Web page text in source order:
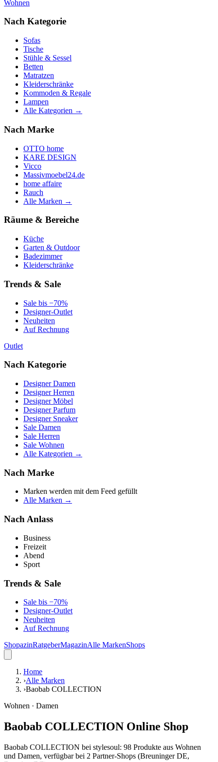
Wohnen
Nach Kategorie
Sofas
Tische
Stühle & Sessel
Betten
Matratzen
Kleiderschränke
Kommoden & Regale
Lampen
Alle Kategorien →
Nach Marke
OTTO home
KARE DESIGN
Vicco
Massivmoebel24.de
home affaire
Rauch
Alle Marken →
Räume & Bereiche
Küche
Garten & Outdoor
Badezimmer
Kleiderschränke
Trends & Sale
Sale bis −70%
Designer-Outlet
Neuheiten
Auf Rechnung
Outlet
Nach Kategorie
Designer Damen
Designer Herren
Designer Möbel
Designer Parfum
Designer Sneaker
Sale Damen
Sale Herren
Sale Wohnen
Alle Kategorien →
Nach Marke
Marken werden mit dem Feed gefüllt
Alle Marken →
Nach Anlass
Business
Freizeit
Abend
Sport
Trends & Sale
Sale bis −70%
Designer-Outlet
Neuheiten
Auf Rechnung
ShopazinRatgeberMagazinAlle MarkenShops
Home
›Alle Marken
›Baobab COLLECTION
Wohnen · Damen
Baobab COLLECTION Online Shop
Baobab COLLECTION bei stylesoul: 98 Produkte aus Wohnen
und Damen, verfügbar bei 2 Partner-Shops (Breuninger DE,